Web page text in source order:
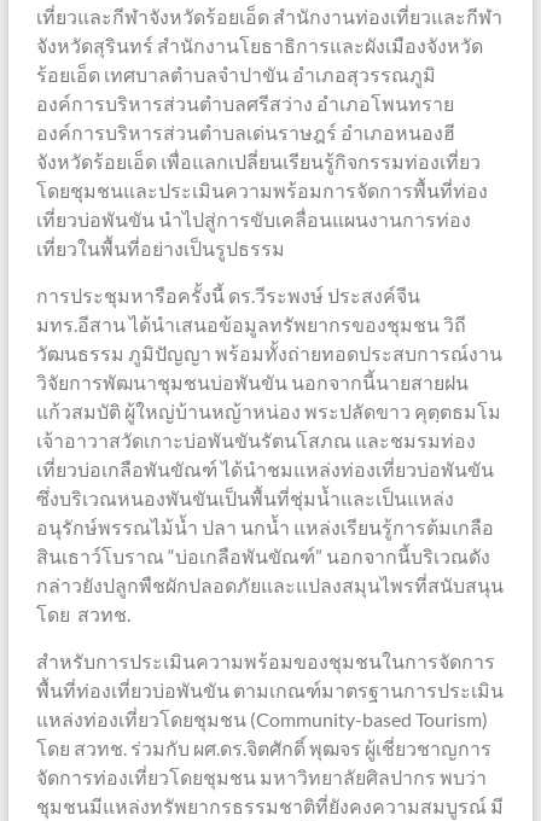
เที่ยวและกีฬาจังหวัดร้อยเอ็ด สำนักงานท่องเที่ยวและกีฬา
จังหวัดสุรินทร์ สำนักงานโยธาธิการและผังเมืองจังหวัด
ร้อยเอ็ด เทศบาลตำบลจำปาขัน อำเภอสุวรรณภูมิ
องค์การบริหารส่วนตำบลศรีสว่าง อำเภอโพนทราย
องค์การบริหารส่วนตำบลเด่นราษฎร์ อำเภอหนองฮี
จังหวัดร้อยเอ็ด เพื่อแลกเปลี่ยนเรียนรู้กิจกรรมท่องเที่ยว
โดยชุมชนและประเมินความพร้อมการจัดการพื้นที่ท่อง
เที่ยวบ่อพันขัน นำไปสู่การขับเคลื่อนแผนงานการท่อง
เที่ยวในพื้นที่อย่างเป็นรูปธรรม
การประชุมหารือครั้งนี้ ดร.วีระพงษ์ ประสงค์จีน
มทร.อีสาน ได้นำเสนอข้อมูลทรัพยากรของชุมชน วิถี
วัฒนธรรม ภูมิปัญญา พร้อมทั้งถ่ายทอดประสบการณ์งาน
วิจัยการพัฒนาชุมชนบ่อพันขัน นอกจากนี้นายสายฝน
แก้วสมบัติ ผู้ใหญ่บ้านหญ้าหน่อง พระปลัดขาว คุตฺตธมโม
เจ้าอาวาสวัดเกาะบ่อพันขันรัตนโสภณ และชมรมท่อง
เที่ยวบ่อเกลือพันขัณฑ์ ได้นำชมแหล่งท่องเที่ยวบ่อพันขัน
ซึ่งบริเวณหนองพันขันเป็นพื้นที่ชุ่มน้ำและเป็นแหล่ง
อนุรักษ์พรรณไม้น้ำ ปลา นกน้ำ แหล่งเรียนรู้การต้มเกลือ
สินเธาว์โบราณ “บ่อเกลือพันขัณฑ์” นอกจากนี้บริเวณดัง
กล่าวยังปลูกพืชผักปลอดภัยและแปลงสมุนไพรที่สนับสนุน
โดย สวทช.
สำหรับการประเมินความพร้อมของชุมชนในการจัดการ
พื้นที่ท่องเที่ยวบ่อพันขัน ตามเกณฑ์มาตรฐานการประเมิน
แหล่งท่องเที่ยวโดยชุมชน (Community-based Tourism)
โดย สวทช. ร่วมกับ ผศ.ดร.จิตศักดิ์ พุฒจร ผู้เชี่ยวชาญการ
จัดการท่องเที่ยวโดยชุมชน มหาวิทยาลัยศิลปากร พบว่า
ชุมชนมีแหล่งทรัพยากรธรรมชาติที่ยังคงความสมบูรณ์ มี